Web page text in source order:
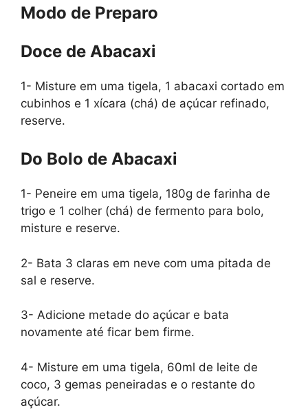
Modo de Preparo
Doce de Abacaxi
1- Misture em uma tigela, 1 abacaxi cortado em
cubinhos e 1 xícara (chá) de açúcar refinado,
reserve.
Do Bolo de Abacaxi
1- Peneire em uma tigela, 180g de farinha de
trigo e 1 colher (chá) de fermento para bolo,
misture e reserve.
2- Bata 3 claras em neve com uma pitada de
sal e reserve.
3- Adicione metade do açúcar e bata
novamente até ficar bem firme.
4- Misture em uma tigela, 60ml de leite de
coco, 3 gemas peneiradas e o restante do
açúcar.